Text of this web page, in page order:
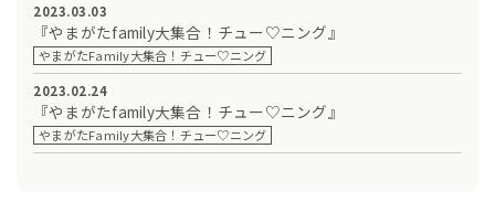
2023.03.03
『やまがたfamily大集合！チュー♡ニング』
やまがたFamily大集合！チュー♡ニング
2023.02.24
『やまがたfamily大集合！チュー♡ニング』
やまがたFamily大集合！チュー♡ニング